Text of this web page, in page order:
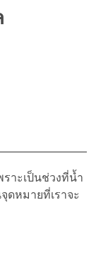
าะเป็นช่วงที่น้ำ
ดหมายที่เราจะ